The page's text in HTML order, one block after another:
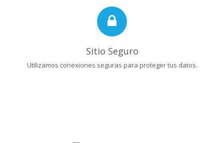
Sitio Seguro
Utilizamos conexiones seguras para proteger tus datos.